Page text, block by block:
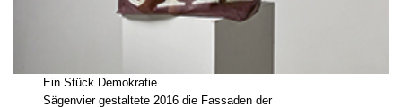
Ein Stück Demokratie.
Sägenvier gestaltete 2016 die Fassaden der